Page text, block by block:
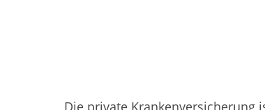
Die private Krankenversicherung